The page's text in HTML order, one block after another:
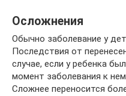
Осложнения
Обычно заболевание у
Последствия от
случае, если у ребенка
момент заболевания к
Сложнее переносится